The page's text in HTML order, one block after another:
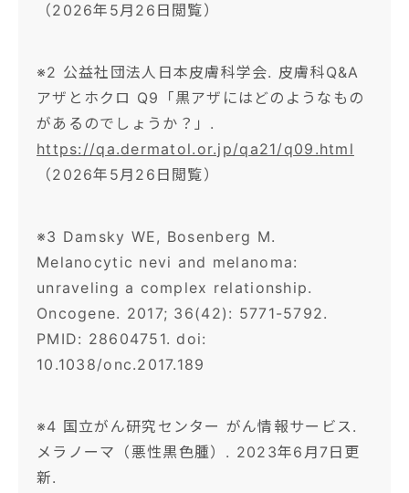
（2026年5月26日閲覧）
※2 公益社団法人日本皮膚科学会. 皮膚科Q&A
アザとホクロ Q9「黒アザにはどのようなもの
があるのでしょうか？」.
https://qa.dermatol.or.jp/qa21/q09.html
（2026年5月26日閲覧）
※3 Damsky WE, Bosenberg M.
Melanocytic nevi and melanoma:
unraveling a complex relationship.
Oncogene. 2017; 36(42): 5771-5792.
PMID: 28604751. doi:
10.1038/onc.2017.189
※4 国立がん研究センター がん情報サービス.
メラノーマ（悪性黒色腫）. 2023年6月7日更
新.